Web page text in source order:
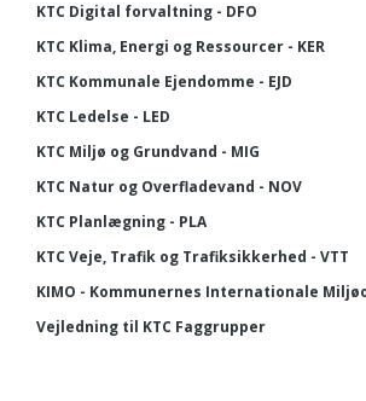
KTC Digital forvaltning - DFO
KTC Klima, Energi og Ressourcer - KER
KTC Kommunale Ejendomme - EJD
KTC Ledelse - LED
KTC Miljø og Grundvand - MIG
KTC Natur og Overfladevand - NOV
KTC Planlægning - PLA
KTC Veje, Trafik og Trafiksikkerhed - VTT
KIMO - Kommunernes Internationale
Vejledning til KTC Faggrupper